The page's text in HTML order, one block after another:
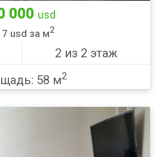
000 usd
usd за м2
2 из 2 этаж
58 м2